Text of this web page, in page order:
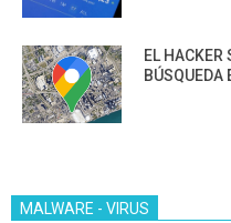
EL HACKER
BÚSQUEDA
MALWARE - VIRUS